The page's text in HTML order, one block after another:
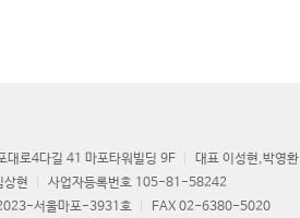
대로4다길 41 마포타워빌딩 9F
대표 이성현,박영환
상현
사업자등록번호 105-81-58242
서울마포-3931호
FAX 02-6380-5020